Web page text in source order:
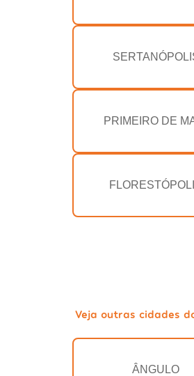
PRIMEIRO DE
Veja outras cidades
ÂNGULO